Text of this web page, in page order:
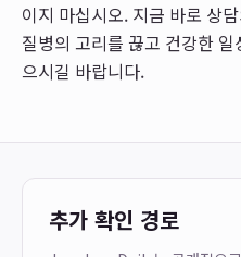
이지 마십시오. 지금 바로 상
질병의 고리를 끊고 건강한
으시길 바랍니다.
추가 확인 경로